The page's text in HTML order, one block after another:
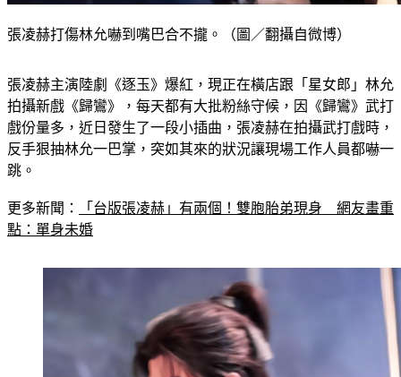
張凌赫打傷林允嚇到嘴巴合不攏。（圖／翻攝自微博）
張凌赫主演陸劇《逐玉》爆紅，現正在橫店跟「星女郎」林允
拍攝新戲《歸鸞》，每天都有大批粉絲守候，因《歸鸞》武打
戲份量多，近日發生了一段小插曲，張凌赫在拍攝武打戲時，
反手狠抽林允一巴掌，突如其來的狀況讓現場工作人員都嚇一
跳。
更多新聞：
「台版張凌赫」有兩個！雙胞胎弟現身　網友畫重
點：單身未婚